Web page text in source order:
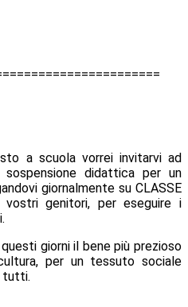
a scuola vorrei invitarvi ad
didattica per un
giornalmente su CLASSE
genitori, per eseguire i
giorni il bene più prezioso
per un tessuto sociale
tutti.